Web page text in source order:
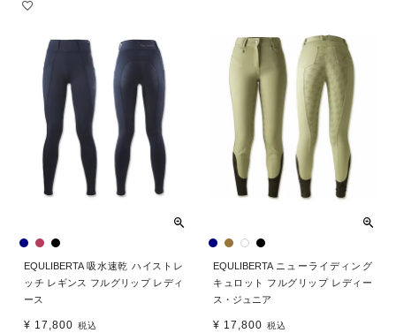
EQULIBERTA 吸水速乾 ハイストレ
ッチ レギンス フルグリップ レディ
ース
¥ 17,800 税込
EQULIBERTA ニューライディング
キュロット フルグリップ レディー
ス・ジュニア
¥ 17,800 税込